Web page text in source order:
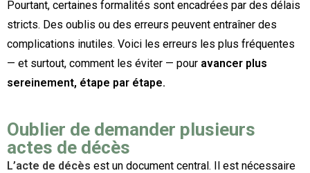
Pourtant, certaines formalités sont encadrées par des délais
stricts. Des oublis ou des erreurs peuvent entraîner des
complications inutiles. Voici les erreurs les plus fréquentes
— et surtout, comment les éviter — pour avancer plus
sereinement, étape par étape.
Oublier de demander plusieurs
actes de décès
L’acte de décès est un document central. Il est nécessaire